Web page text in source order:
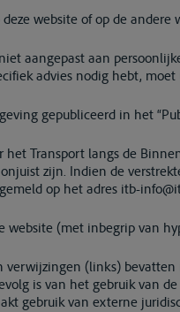
website of op de
aangepast aan
advies nodig hebt,
gepubliceerd in het
het Transport langs de
zijn. Indien de
op het adres itb-
website (met inbegrip van
verwijzingen (links)
is van het gebruik van
gebruik van externe